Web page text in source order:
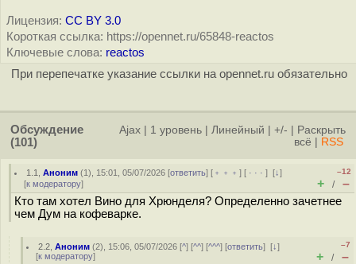
Лицензия: CC BY 3.0
Короткая ссылка: https://opennet.ru/65848-reactos
Ключевые слова: reactos
При перепечатке указание ссылки на opennet.ru обязательно
Обсуждение
(101)
Ajax 1 уровень Линейный +/-
Раскрыть
всё
RSS
1.1 ,Аноним (1), 15:01, 05/07/2026 [ответить] [ ﹢﹢﹢] [ · · ·][↓]
[к модератору]
–12
+ / –
Кто там хотел Вино для Хрюнделя? Определенно зачетнее
чем Дум на кофеварке.
2.2 ,Аноним (2), 15:06, 05/07/2026 [^] [^^] [^^^] [ответить][↓]
[к модератору]
–7
+ / –